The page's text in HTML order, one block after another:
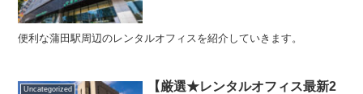
便利な蒲田駅周辺のレンタルオフィスを紹介していきます。
Uncategorized
【厳選★レンタルオフィス最新2